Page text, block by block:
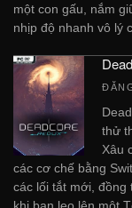
một con gấu, nắm
nhịp độ nhanh vô lý
thử
Xâu
các cơ chế bằng
các lối tắt mới, đồng
khi bạn leo lên một